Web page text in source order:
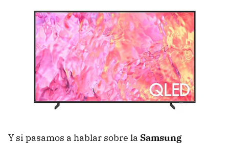
Y si pasamos a hablar sobre la Samsung